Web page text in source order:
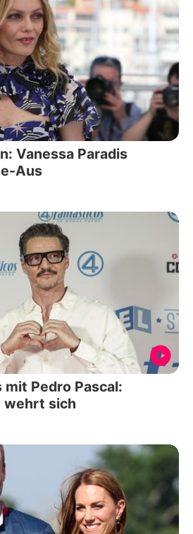
Vanessa Paradis
Aus
Pedro Pascal:
wehrt sich